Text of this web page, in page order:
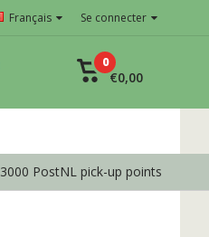
Français Se connecter
0
€0,00
3000 PostNL pick-up points